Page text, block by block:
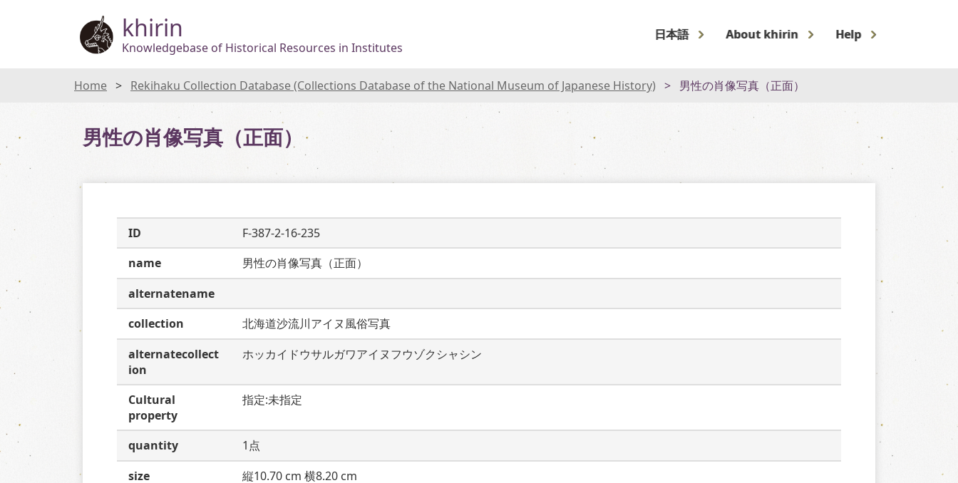
khirin
Knowledgebase of Historical Resources in Institutes
日本語 About khirin Help
Home Rekihaku Collection Database (Collections Database of the National Museum of Japanese History) 男性の肖像写真（正面）
男性の肖像写真（正面）
ID
F-387-2-16-235
name
男性の肖像写真（正面）
alternatename
collection
北海道沙流川アイヌ風俗写真
alternatecollect
ion
ホッカイドウサルガワアイヌフウゾクシャシン
Cultural
property
指定:未指定
quantity
1点
size
縦10.70 cm 横8.20 cm